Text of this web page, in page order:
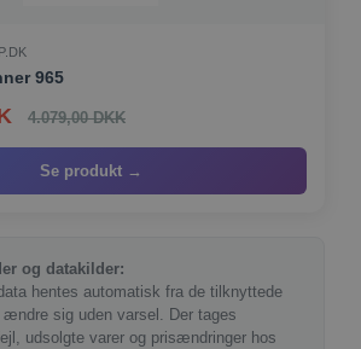
965
4.079,00 DKK
Se produkt →
og datakilder:
hentes automatisk fra de tilknyttede
sig uden varsel. Der tages
udsolgte varer og prisændringer hos